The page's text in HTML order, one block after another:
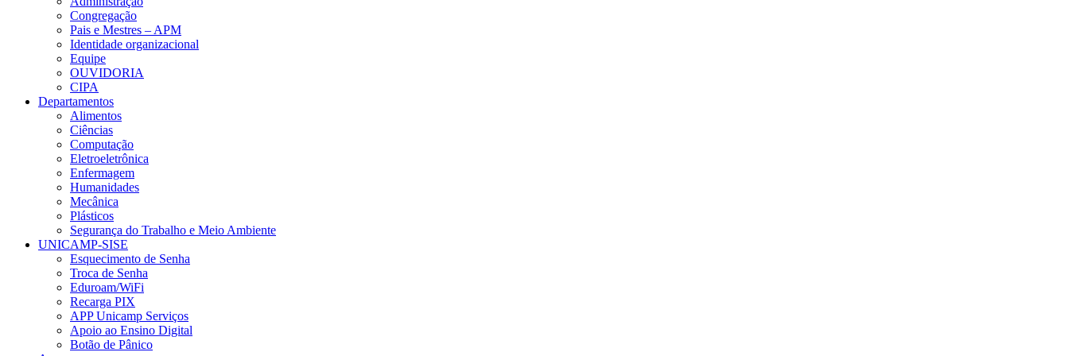
Congregação
Pais e Mestres – APM
Identidade organizacional
Equipe
OUVIDORIA
CIPA
Departamentos
Alimentos
Ciências
Computação
Eletroeletrônica
Enfermagem
Humanidades
Mecânica
Plásticos
Segurança do Trabalho e Meio Ambiente
UNICAMP-SISE
Esquecimento de Senha
Troca de Senha
Eduroam/WiFi
Recarga PIX
APP Unicamp Serviços
Apoio ao Ensino Digital
Botão de Pânico